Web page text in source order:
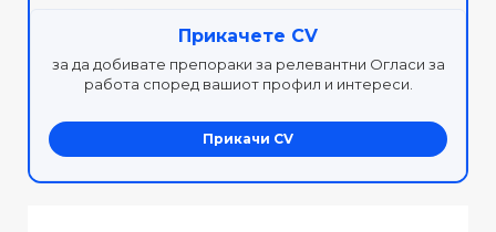
Прикачете CV
за да добивате препораки за релевантни Огласи за
работа според вашиот профил и интереси.
Прикачи CV